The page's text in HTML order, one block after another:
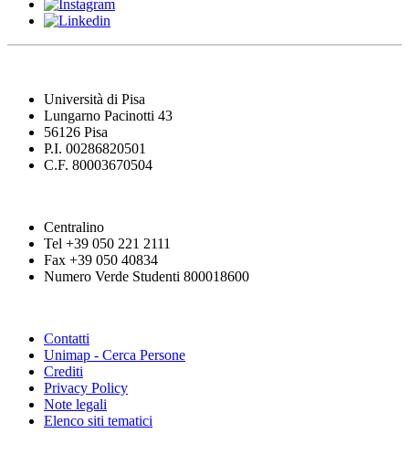
Università di Pisa
Lungarno Pacinotti 43
56126 Pisa
P.I. 00286820501
C.F. 80003670504
Centralino
Tel +39 050 221 2111
Fax +39 050 40834
Numero Verde Studenti 800018600
Contatti
Unimap - Cerca Persone
Crediti
Privacy Policy
Note legali
Elenco siti tematici